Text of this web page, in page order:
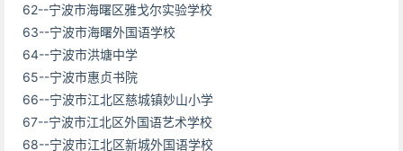
62--宁波市海曙区雅戈尔实验学校
63--宁波市海曙外国语学校
64--宁波市洪塘中学
65--宁波市惠贞书院
66--宁波市江北区慈城镇妙山小学
67--宁波市江北区外国语艺术学校
68--宁波市江北区新城外国语学校